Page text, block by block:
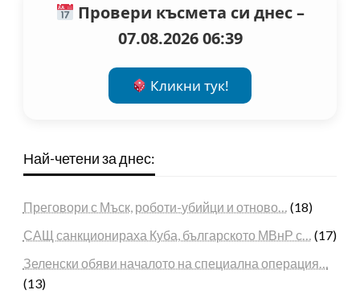
Провери късмета си днес –
07.08.2026 06:39
Кликни тук!
Най-четени за днес:
Преговори с Мъск, роботи-убийци и отново… (18)
САЩ санкционираха Куба, българското МВнР с… (17)
Зеленски обяви началото на специална операция…
(13)